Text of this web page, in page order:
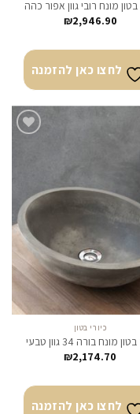
בטון מונח רובי גוון אפור כהה
₪2,946.90
לחצו כאן להזמנה
כיורי בטון
מונח בורה 34 גוון טבעי
₪2,174.70
לחצו כאן להזמנה